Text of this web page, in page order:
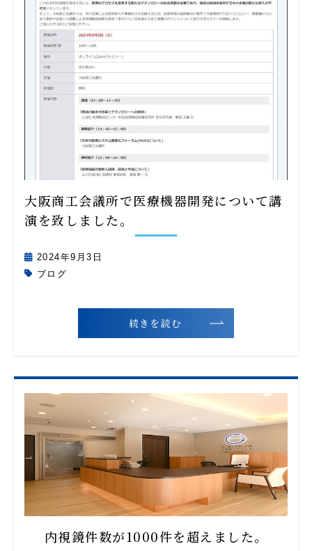
大阪商工会議所で医療機器開発について講
演を致しました。
2024年9月3日
ブログ
続きを読む
内視鏡件数が1000件を超えました。